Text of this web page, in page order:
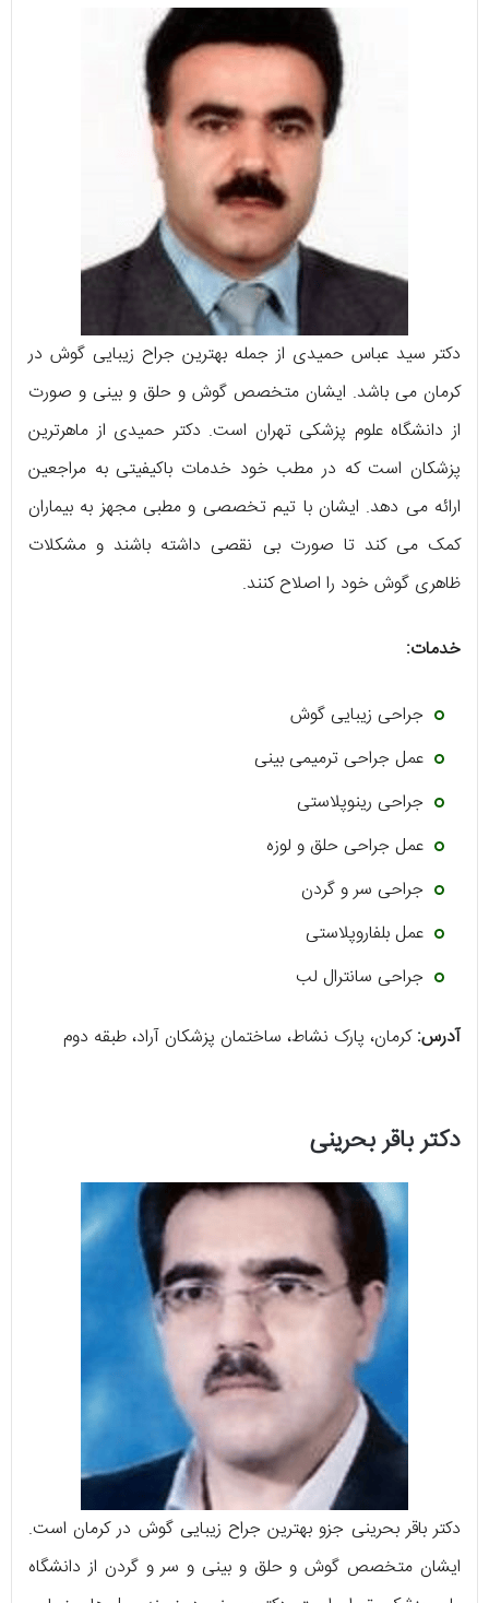
دکتر سید عباس حمیدی از جمله بهترین جراح زیبایی گوش در
کرمان می باشد. ایشان متخصص گوش و حلق و بینی و صورت
از دانشگاه علوم پزشکی تهران است. دکتر حمیدی از ماهرترین
پزشکان است که در مطب خود خدمات باکیفیتی به مراجعین
ارائه می دهد. ایشان با تیم تخصصی و مطبی مجهز به بیماران
کمک می کند تا صورت بی نقصی داشته باشند و مشکلات
ظاهری گوش خود را اصلاح کنند.
خدمات:
جراحی زیبایی گوش
عمل جراحی ترمیمی بینی
جراحی رینوپلاستی
عمل جراحی حلق و لوزه
جراحی سر و گردن
عمل بلفاروپلاستی
جراحی سانترال لب
آدرس:کرمان، پارک نشاط، ساختمان پزشکان آراد، طبقه دوم
دکتر باقر بحرینی
دکتر باقر بحرینی جزو بهترین جراح زیبایی گوش در کرمان است.
ایشان متخصص گوش و حلق و بینی و سر و گردن از دانشگاه